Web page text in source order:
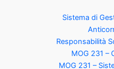
Sistema di
Responsabilità
MOG 231 –
MOG 231 –